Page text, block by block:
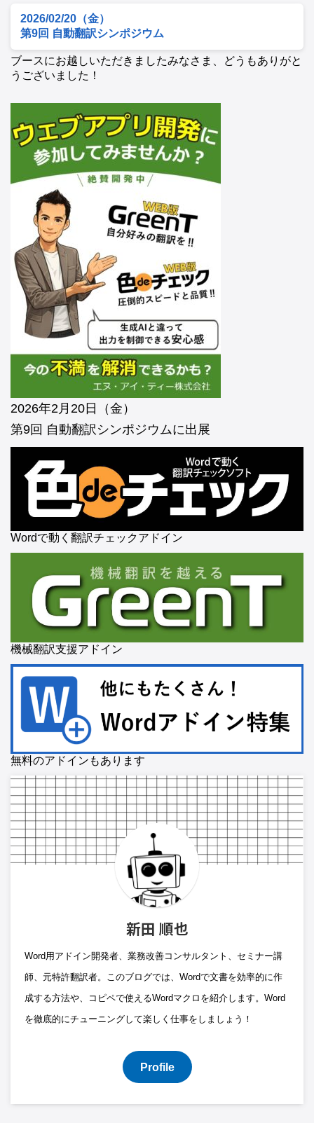
2026/02/20（金）
第9回 自動翻訳シンポジウム
ブースにお越しいただきましたみなさま、どうもありがと
うございました！
2026年2月20日（金）
第9回 自動翻訳シンポジウムに出展
Wordで動く翻訳チェックアドイン
機械翻訳支援アドイン
無料のアドインもあります
新田 順也
Word用アドイン開発者、業務改善コンサルタント、セミナー講
師、元特許翻訳者。このブログでは、Wordで文書を効率的に作
成する方法や、コピペで使えるWordマクロを紹介します。Word
を徹底的にチューニングして楽しく仕事をしましょう！
Profile